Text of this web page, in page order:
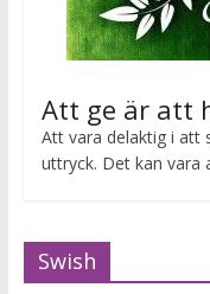
Att ge är att
Att vara delaktig i att
uttryck. Det kan vara
Swish